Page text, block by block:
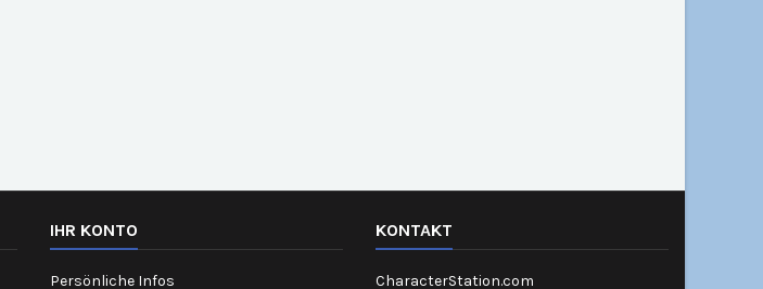
IHR KONTO
Persönliche Infos
KONTAKT
CharacterStation.com